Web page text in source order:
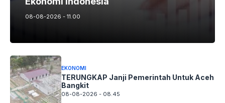
08-08-2026 - 11.00
EKONOMI
TERUNGKAP Janji Pemerintah Untuk Aceh
Bangkit
08-08-2026 - 08.45